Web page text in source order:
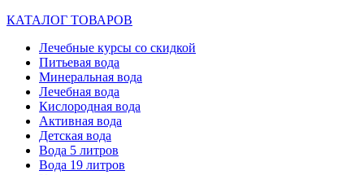
КАТАЛОГ ТОВАРОВ
Лечебные курсы со скидкой
Питьевая вода
Минеральная вода
Лечебная вода
Кислородная вода
Активная вода
Детская вода
Вода 5 литров
Вода 19 литров